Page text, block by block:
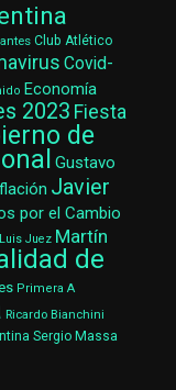
Club Atlético
Covid-
Economía
2023 Fiesta
de
Gustavo
Javier
por el Cambio
Luis Juez Martín
de
Primera A
Ricardo Bianchini
Sergio Massa